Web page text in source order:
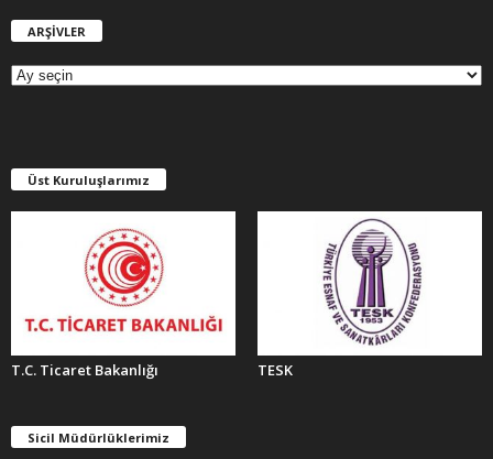
ARŞİVLER
E
R
Üst Kuruluşlarımız
T.C. Ticaret Bakanlığı TESK
Sicil Müdürlüklerimiz